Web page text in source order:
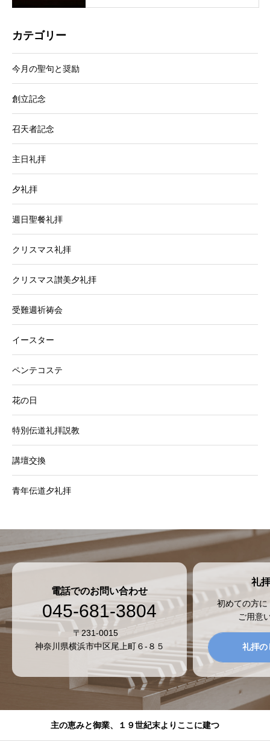
カテゴリー
今月の聖句と奨励
創立記念
召天者記念
主日礼拝
夕礼拝
週日聖餐礼拝
クリスマス礼拝
クリスマス讃美夕礼拝
受難週祈祷会
イースター
ペンテコステ
花の日
特別伝道礼拝説教
講壇交換
青年伝道夕礼拝
電話でのお問い合わせ
045-681-3804
〒231-0015
神奈川県横浜市中区尾上町６-８５
礼
初めての方
ご用意
礼拝の
主の恵みと御業、１９世紀末よりここに建つ